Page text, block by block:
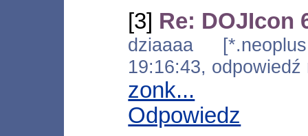
[3] Re: DOJIcon
dziaaaa
19:16:43,
zonk...
Odpowiedz